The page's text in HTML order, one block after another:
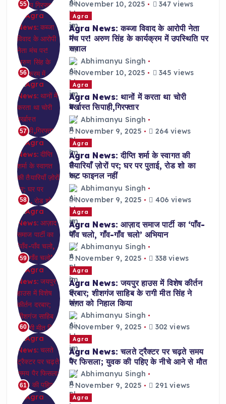
55
November 10, 2025
347 views
56
Agra
Agra News: कब्जा विवाद के आरोपी नेता
मंच पर! अरुण सिंह के कार्यक्रम में उपस्थिति पर
सवाल
Abhimanyu Singh
November 10, 2025
345 views
57
Agra
Agra News: थानों में करता था चोरी
बर्खास्त सिपाही,गिरफ्तार
Abhimanyu Singh
November 9, 2025
264 views
58
Agra
Agra News: दीप्ति शर्मा के स्वागत की
तैयारियाँ ज़ोरों पर; घर पर पुताई, रोड शो का
रूट फाइनल नहीं
Abhimanyu Singh
November 9, 2025
406 views
59
Agra
Agra News: आज़ाद समाज पार्टी का ‘पाँव-
पाँव चलो, गाँव-गाँव चलो’ अभियान
Abhimanyu Singh
November 9, 2025
338 views
60
Agra
Agra News: जयपुर हाउस में विशेष कीर्तन
दरबार; शीशगंज साहिब के रागी मीत सिंह ने
संगत को निहाल किया
Abhimanyu Singh
November 9, 2025
302 views
61
Agra
Agra News: चलते ट्रैक्टर पर चढ़ते समय
पैर फिसला; युवक की पहिए के नीचे आने से मौत
Abhimanyu Singh
November 9, 2025
291 views
Agra